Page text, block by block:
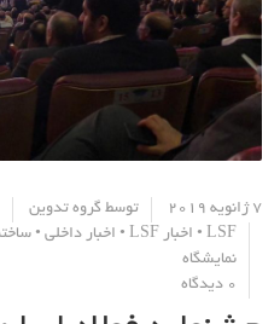
7 ژانویه 2019 توسط گروه تدوین
LSF
• اخبار LSF • اخبار داخلی •
نمایشگاه
0 دیدگاه